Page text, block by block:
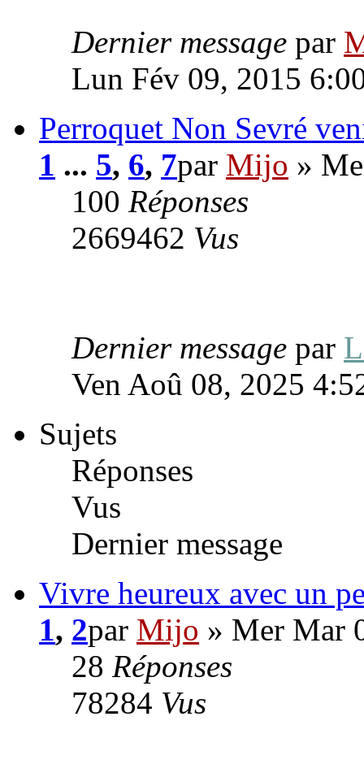
Dernier message par
Lun Fév 09, 2015
Perroquet Non Sevré
1 ... 5, 6, 7par Mijo »
100 Réponses
2669462 Vus
Dernier message par
Ven Aoû 08, 2025
Sujets
Réponses
Vus
Dernier message
Vivre heureux avec un
1, 2par Mijo » Mer Mar
28 Réponses
78284 Vus